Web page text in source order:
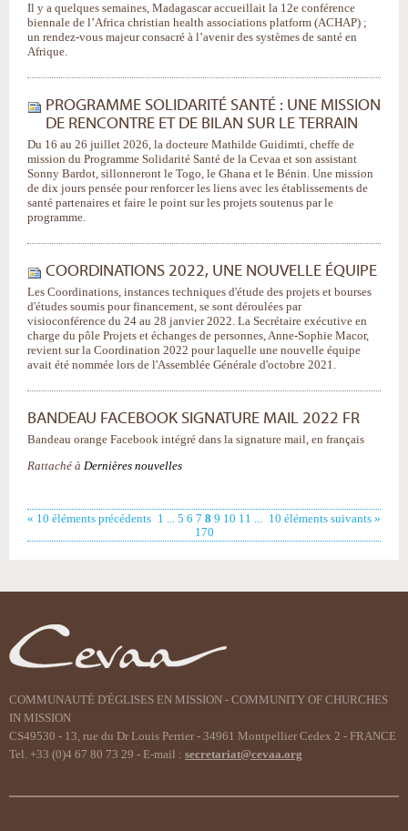
Il y a quelques semaines, Madagascar accueillait la 12e conférence
biennale de l’Africa christian health associations platform (ACHAP) ;
un rendez-vous majeur consacré à l’avenir des systèmes de santé en
Afrique.
PROGRAMME SOLIDARITÉ SANTÉ : UNE MISSION
DE RENCONTRE ET DE BILAN SUR LE TERRAIN
Du 16 au 26 juillet 2026, la docteure Mathilde Guidimti, cheffe de
mission du Programme Solidarité Santé de la Cevaa et son assistant
Sonny Bardot, sillonneront le Togo, le Ghana et le Bénin. Une mission
de dix jours pensée pour renforcer les liens avec les établissements de
santé partenaires et faire le point sur les projets soutenus par le
programme.
COORDINATIONS 2022, UNE NOUVELLE ÉQUIPE
Les Coordinations, instances techniques d'étude des projets et bourses
d'études soumis pour financement, se sont déroulées par
visioconférence du 24 au 28 janvier 2022. La Secrétaire exécutive en
charge du pôle Projets et échanges de personnes, Anne-Sophie Macor,
revient sur la Coordination 2022 pour laquelle une nouvelle équipe
avait été nommée lors de l'Assemblée Générale d'octobre 2021.
BANDEAU FACEBOOK SIGNATURE MAIL 2022 FR
Bandeau orange Facebook intégré dans la signature mail, en français
Rattaché à Dernières nouvelles
« 10 éléments précédents 10 éléments suivants »
1 ... 5 6 7 8 9 10 11 ...
170
COMMUNAUTÉ D'ÉGLISES EN MISSION - COMMUNITY OF CHURCHES
IN MISSION
CS49530 - 13, rue du Dr Louis Perrier - 34961 Montpellier Cedex 2 - FRANCE
Tel. +33 (0)4 67 80 73 29 - E-mail : secretariat@cevaa.org